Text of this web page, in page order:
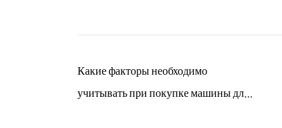
Какие факторы необходимо
учитывать при покупке машины для